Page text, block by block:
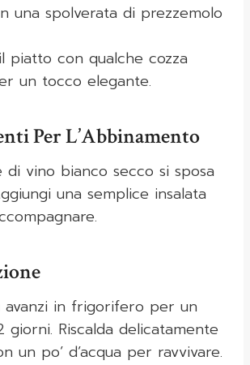
una spolverata di prezzemolo
piatto con qualche cozza
un tocco elegante.
Per L’Abbinamento
di vino bianco secco si sposa
una semplice insalata
avanzi in frigorifero per un
giorni. Riscalda delicatamente
un po’ d’acqua per ravvivare.